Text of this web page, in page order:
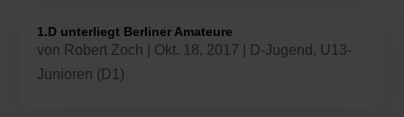
1.D unterliegt Berliner Amateure
von Robert Zoch Okt. 18, 2017 D-Jugend , U13-
Junioren (D1)